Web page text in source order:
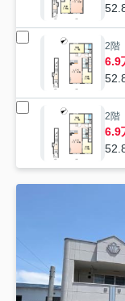
2階
6.9
2階
6.9